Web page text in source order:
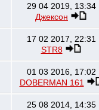
29 04 2019, 13:34
Джексон
17 02 2017, 22:31
STR8
01 03 2016, 17:02
DOBERMAN 161
25 08 2014, 14:35